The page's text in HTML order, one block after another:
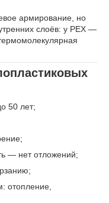
армирование, но
слоёв: у PEX —
50 лет;
— нет отложений;
отопление,